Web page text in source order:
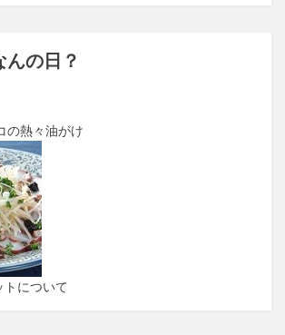
んの日？
の熱々油がけ
トについて